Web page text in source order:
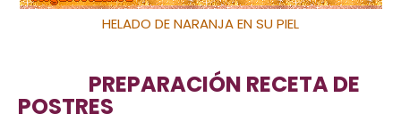
HELADO DE NARANJA EN SU PIEL
PREPARACIÓN RECETA DE
POSTRES